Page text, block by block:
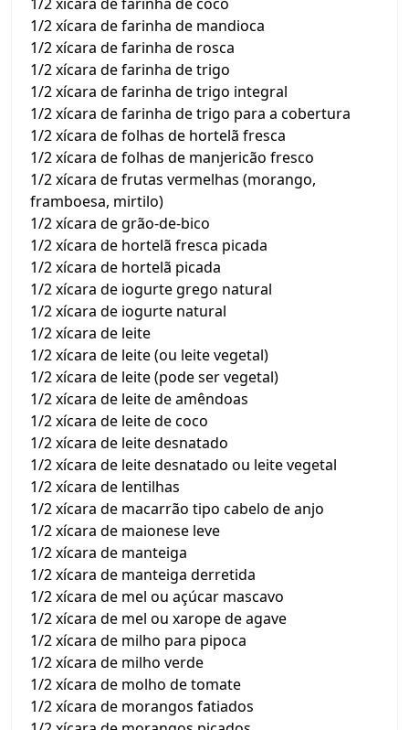
1/2 xícara de farinha de mandioca
1/2 xícara de farinha de rosca
1/2 xícara de farinha de trigo
1/2 xícara de farinha de trigo integral
1/2 xícara de farinha de trigo para a cobertura
1/2 xícara de folhas de hortelã fresca
1/2 xícara de folhas de manjericão fresco
1/2 xícara de frutas vermelhas (morango,
framboesa, mirtilo)
1/2 xícara de grão-de-bico
1/2 xícara de hortelã fresca picada
1/2 xícara de hortelã picada
1/2 xícara de iogurte grego natural
1/2 xícara de iogurte natural
1/2 xícara de leite
1/2 xícara de leite (ou leite vegetal)
1/2 xícara de leite (pode ser vegetal)
1/2 xícara de leite de amêndoas
1/2 xícara de leite de coco
1/2 xícara de leite desnatado
1/2 xícara de leite desnatado ou leite vegetal
1/2 xícara de lentilhas
1/2 xícara de macarrão tipo cabelo de anjo
1/2 xícara de maionese leve
1/2 xícara de manteiga
1/2 xícara de manteiga derretida
1/2 xícara de mel ou açúcar mascavo
1/2 xícara de mel ou xarope de agave
1/2 xícara de milho para pipoca
1/2 xícara de milho verde
1/2 xícara de molho de tomate
1/2 xícara de morangos fatiados